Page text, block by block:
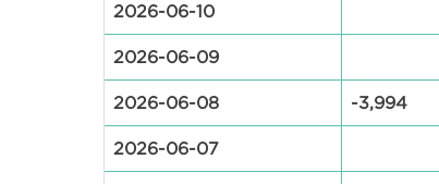
2026-06-10
2026-06-09
2026-06-08 -3,994
2026-06-07